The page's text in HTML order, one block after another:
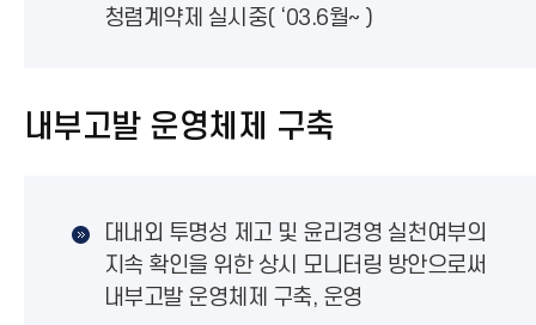
청렴계약제 실시중( ‘03.6월~ )
내부고발 운영체제 구축
대내외 투명성 제고 및 윤리경영 실천여부의
지속 확인을 위한 상시 모니터링 방안으로써
내부고발 운영체제 구축, 운영